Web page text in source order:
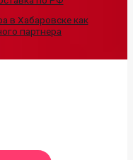
в Хабаровске как
партнера